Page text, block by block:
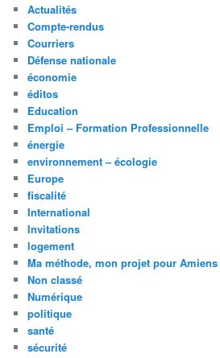
Actualités
Compte-rendus
Courriers
Défense nationale
économie
éditos
Education
Emploi – Formation Professionnelle
énergie
environnement – écologie
Europe
fiscalité
International
Invitations
logement
Ma méthode, mon projet pour Amiens
Non classé
Numérique
politique
santé
sécurité